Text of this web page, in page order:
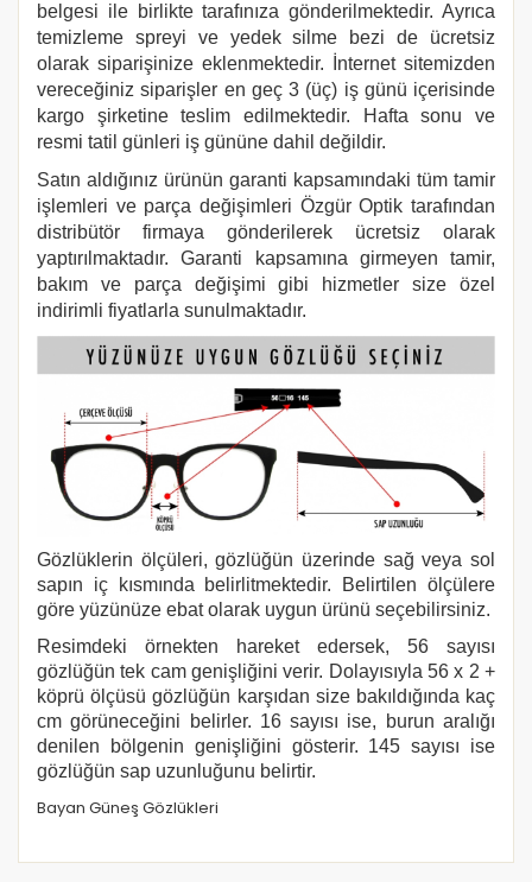
belgesi ile birlikte tarafınıza gönderilmektedir. Ayrıca
temizleme spreyi ve yedek silme bezi de ücretsiz
olarak siparişinize eklenmektedir. İnternet sitemizden
vereceğiniz siparişler en geç 3 (üç) iş günü içerisinde
kargo şirketine teslim edilmektedir. Hafta sonu ve
resmi tatil günleri iş gününe dahil değildir.
Satın aldığınız ürünün garanti kapsamındaki tüm tamir
işlemleri ve parça değişimleri Özgür Optik tarafından
distribütör firmaya gönderilerek ücretsiz olarak
yaptırılmaktadır. Garanti kapsamına girmeyen tamir,
bakım ve parça değişimi gibi hizmetler size özel
indirimli fiyatlarla sunulmaktadır.
Gözlüklerin ölçüleri, gözlüğün üzerinde sağ veya sol
sapın iç kısmında belirlitmektedir. Belirtilen ölçülere
göre yüzünüze ebat olarak uygun ürünü seçebilirsiniz.
Resimdeki örnekten hareket edersek, 56 sayısı
gözlüğün tek cam genişliğini verir. Dolayısıyla 56 x 2 +
köprü ölçüsü gözlüğün karşıdan size bakıldığında kaç
cm görüneceğini belirler. 16 sayısı ise, burun aralığı
denilen bölgenin genişliğini gösterir. 145 sayısı ise
gözlüğün sap uzunluğunu belirtir.
Bayan Güneş Gözlükleri